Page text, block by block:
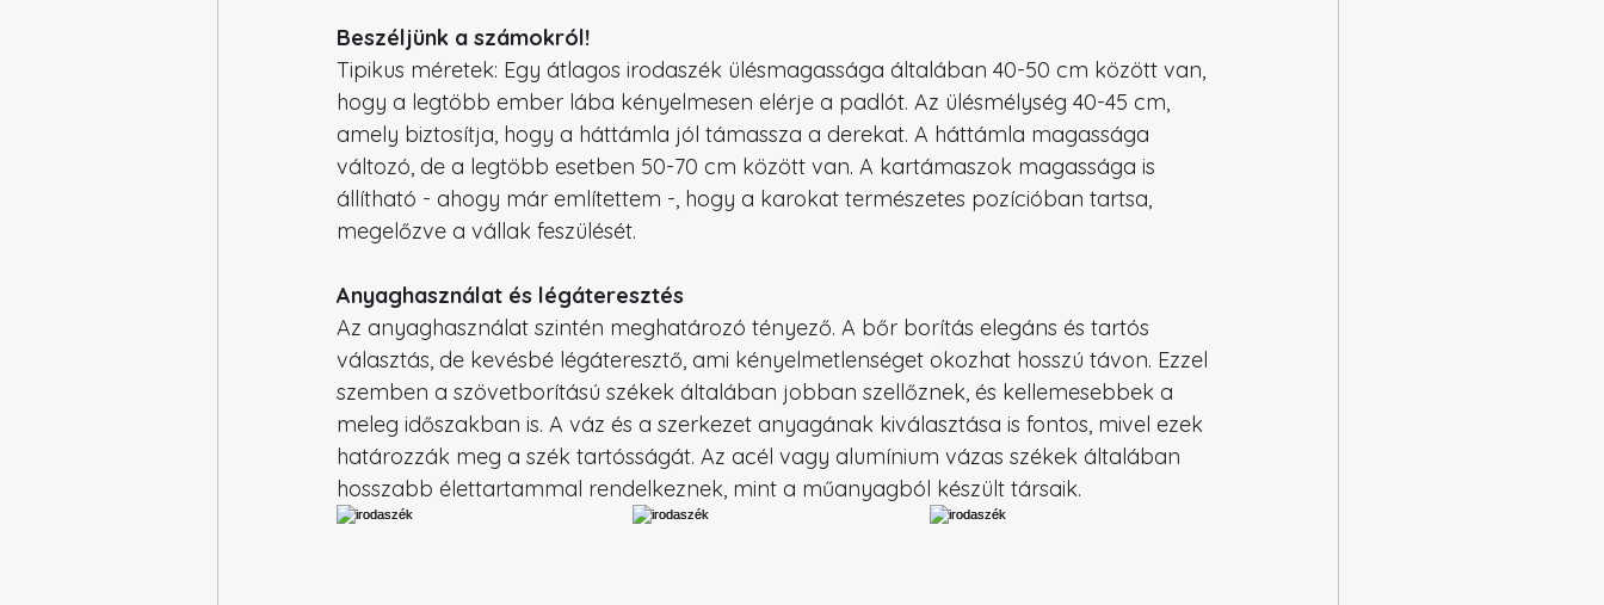
Beszéljünk a számokról!
Tipikus méretek: Egy átlagos irodaszék ülésmagassága általában 40-50 cm között van,
hogy a legtöbb ember lába kényelmesen elérje a padlót. Az ülésmélység 40-45 cm,
amely biztosítja, hogy a háttámla jól támassza a derekat. A háttámla magassága
változó, de a legtöbb esetben 50-70 cm között van. A kartámaszok magassága is
állítható - ahogy már említettem -, hogy a karokat természetes pozícióban tartsa,
megelőzve a vállak feszülését.
Anyaghasználat és légáteresztés
Az anyaghasználat szintén meghatározó tényező. A bőr borítás elegáns és tartós
választás, de kevésbé légáteresztő, ami kényelmetlenséget okozhat hosszú távon. Ezzel
szemben a szövetborítású székek általában jobban szellőznek, és kellemesebbek a
meleg időszakban is. A váz és a szerkezet anyagának kiválasztása is fontos, mivel ezek
határozzák meg a szék tartósságát. Az acél vagy alumínium vázas székek általában
hosszabb élettartammal rendelkeznek, mint a műanyagból készült társaik.